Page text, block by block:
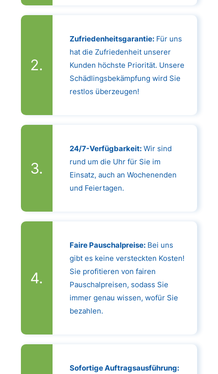
Zufriedenheitsgarantie:Für uns
hat die Zufriedenheit unserer
Kunden höchste Priorität. Unsere
Schädlingsbekämpfung wird Sie
restlos überzeugen!
24/7-Verfügbarkeit:Wir sind
rund um die Uhr für Sie im
Einsatz, auch an Wochenenden
und Feiertagen.
Faire Pauschalpreise:Bei uns
gibt es keine versteckten Kosten!
Sie profitieren von fairen
Pauschalpreisen, sodass Sie
immer genau wissen, wofür Sie
bezahlen.
Sofortige Auftragsausführung: